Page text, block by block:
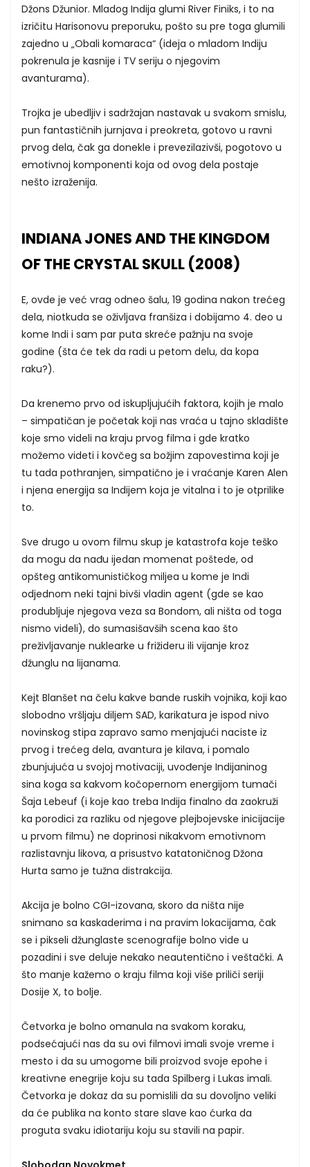
Džons Džunior. Mladog Indija glumi River Finiks, i to na
izričitu Harisonovu preporuku, pošto su pre toga glumili
zajedno u „Obali komaraca“ (ideja o mladom Indiju
pokrenula je kasnije i TV seriju o njegovim
avanturama).
Trojka je ubedljiv i sadržajan nastavak u svakom smislu,
pun fantastičnih jurnjava i preokreta, gotovo u ravni
prvog dela, čak ga donekle i prevezilazivši, pogotovo u
emotivnoj komponenti koja od ovog dela postaje
nešto izraženija.
INDIANA JONES AND THE KINGDOM
OF THE CRYSTAL SKULL (2008)
E, ovde je već vrag odneo šalu, 19 godina nakon trećeg
dela, niotkuda se oživljava franšiza i dobijamo 4. deo u
kome Indi i sam par puta skreće pažnju na svoje
godine (šta će tek da radi u petom delu, da kopa
raku?).
Da krenemo prvo od iskupljujućih faktora, kojih je malo
– simpatičan je početak koji nas vraća u tajno skladište
koje smo videli na kraju prvog filma i gde kratko
možemo videti i kovčeg sa božjim zapovestima koji je
tu tada pothranjen, simpatično je i vraćanje Karen Alen
i njena energija sa Indijem koja je vitalna i to je otprilike
to.
Sve drugo u ovom filmu skup je katastrofa koje teško
da mogu da nađu ijedan momenat poštede, od
opšteg antikomunističkog miljea u kome je Indi
odjednom neki tajni bivši vladin agent (gde se kao
produbljuje njegova veza sa Bondom, ali ništa od toga
nismo videli), do sumasišavših scena kao što
preživljavanje nuklearke u frižideru ili vijanje kroz
džunglu na lijanama.
Kejt Blanšet na čelu kakve bande ruskih vojnika, koji kao
slobodno vršljaju diljem SAD, karikatura je ispod nivo
novinskog stipa zapravo samo menjajući naciste iz
prvog i trećeg dela, avantura je kilava, i pomalo
zbunjujuća u svojoj motivaciji, uvođenje Indijaninog
sina koga sa kakvom kočopernom energijom tumači
Šaja Lebeuf (i koje kao treba Indija finalno da zaokruži
ka porodici za razliku od njegove plejbojevske inicijacije
u prvom filmu) ne doprinosi nikakvom emotivnom
razlistavnju likova, a prisustvo katatoničnog Džona
Hurta samo je tužna distrakcija.
Akcija je bolno CGI-izovana, skoro da ništa nije
snimano sa kaskaderima i na pravim lokacijama, čak
se i pikseli džunglaste scenografije bolno vide u
pozadini i sve deluje nekako neautentično i veštački. A
što manje kažemo o kraju filma koji više priliči seriji
Dosije X, to bolje.
Četvorka je bolno omanula na svakom koraku,
podsećajući nas da su ovi filmovi imali svoje vreme i
mesto i da su umogome bili proizvod svoje epohe i
kreativne enegrije koju su tada Spilberg i Lukas imali.
Četvorka je dokaz da su pomislili da su dovoljno veliki
da će publika na konto stare slave kao ćurka da
proguta svaku idiotariju koju su stavili na papir.